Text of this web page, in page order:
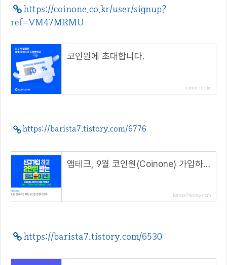
https://coinone.co.kr/user/signup?
ref=VM47MRMU
코인원에 초대합니다.
coinone.co.kr
https://barista7.tistory.com/6776
앱테크, 9월 코인원(Coinone) 가입하면 2만원( 22년 9월 초대 코드 : VM47MRMU )
barista7.tistory.com
https://barista7.tistory.com/6530